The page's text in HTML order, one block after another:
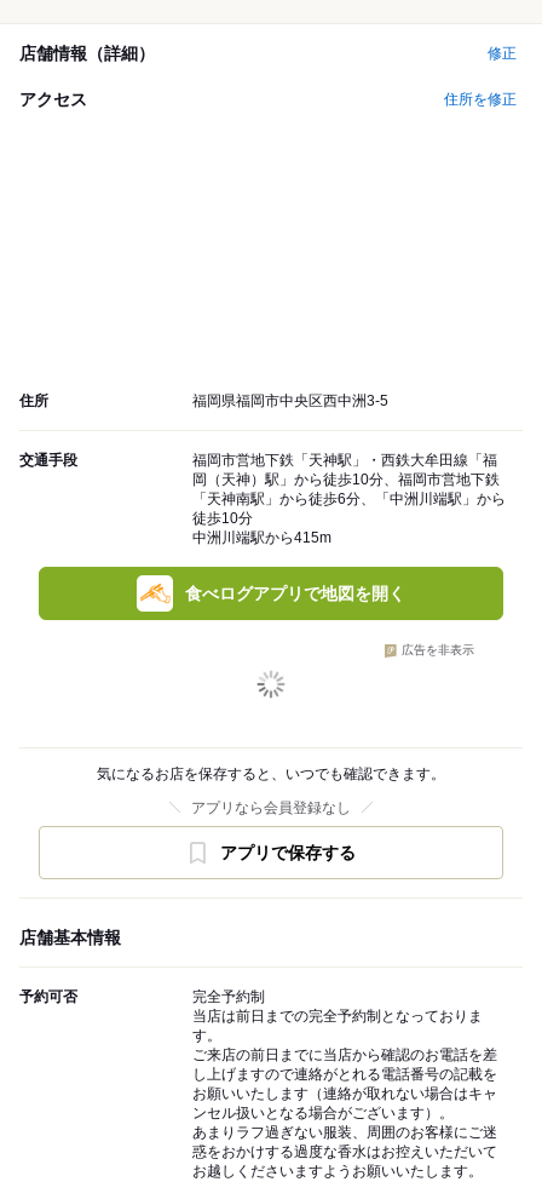
店舗情報（詳細） 修正
アクセス 住所を修正
住所 福岡県福岡市中央区西中洲3-5
交通手段
福岡市営地下鉄「天神駅」・西鉄大牟田線「福
岡（天神）駅」から徒歩10分、福岡市営地下鉄
「天神南駅」から徒歩6分、「中洲川端駅」から
徒歩10分
中洲川端駅から415m
食べログアプリで地図を開く
広告を非表示
気になるお店を保存すると、いつでも確認できます。
アプリなら会員登録なし
アプリで保存する
店舗基本情報
予約可否
完全予約制
当店は前日までの完全予約制となっておりま
す。
ご来店の前日までに当店から確認のお電話を差
し上げますので連絡がとれる電話番号の記載を
お願いいたします（連絡が取れない場合はキャ
ンセル扱いとなる場合がございます）。
あまりラフ過ぎない服装、周囲のお客様にご迷
惑をおかけする過度な香水はお控えいただいて
お越しくださいますようお願いいたします。